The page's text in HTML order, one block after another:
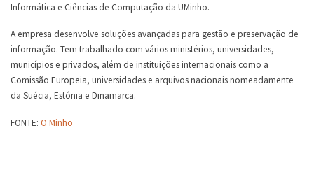
Informática e Ciências de Computação da UMinho.
A empresa desenvolve soluções avançadas para gestão e preservação de
informação. Tem trabalhado com vários ministérios, universidades,
municípios e privados, além de instituições internacionais como a
Comissão Europeia, universidades e arquivos nacionais nomeadamente
da Suécia, Estónia e Dinamarca.
FONTE: O Minho